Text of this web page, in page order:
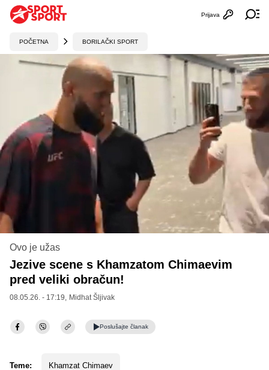
Otvori
Prijava
POČETNA BORILAČKI SPORT
Ovo je užas
Jezive scene s Khamzatom Chimaevim
pred veliki obračun!
08.05.26. - 17:19, Midhat Šljivak
Poslušajte članak
Teme: Khamzat Chimaev